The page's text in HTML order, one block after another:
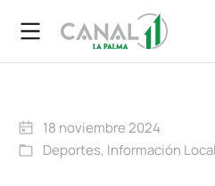
18 noviembre 2024
Deportes, Información Local